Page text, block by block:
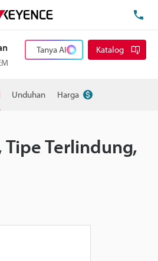
Tanya AI Katalog
Unduhan Harga
Tipe Terlindung,